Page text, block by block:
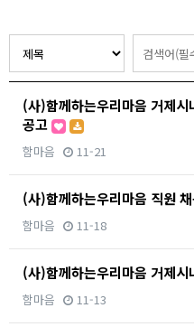
(사)함께하는우리마음 거제
공고
함마음 11-21
(사)함께하는우리마음 직원
함마음 11-18
(사)함께하는우리마음 거제
함마음 11-13